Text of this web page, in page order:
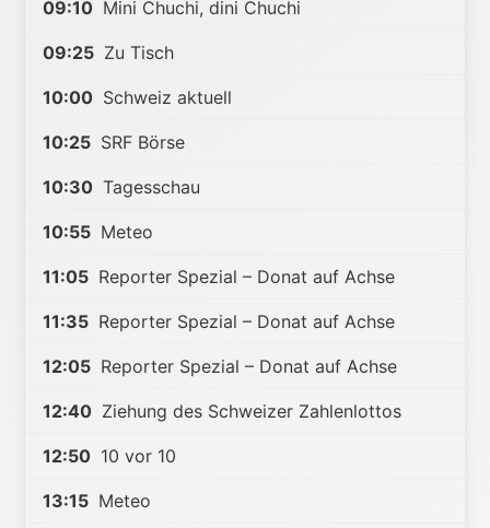
09:10 Mini Chuchi, dini Chuchi
09:25 Zu Tisch
10:00 Schweiz aktuell
10:25 SRF Börse
10:30 Tagesschau
10:55 Meteo
11:05 Reporter Spezial – Donat auf Achse
11:35 Reporter Spezial – Donat auf Achse
12:05 Reporter Spezial – Donat auf Achse
12:40 Ziehung des Schweizer Zahlenlottos
12:50 10 vor 10
13:15 Meteo